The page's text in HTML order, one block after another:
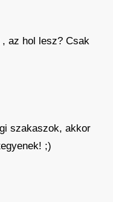
az hol lesz? Csak
szakaszok, akkor
;)